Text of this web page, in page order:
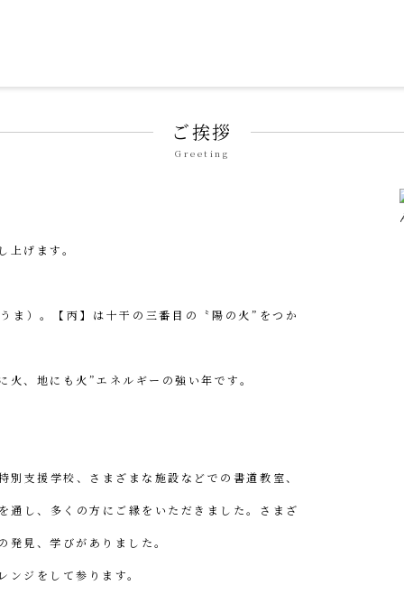
ご挨拶
Greeting
上げます。
ま）。【丙】は十干の三番目の〝陽の火”をつか
、地にも火”エネルギーの強い年です。
支援学校、さまざまな施設などでの書道教室、
通し、多くの方にご縁をいただきました。さまざ
発見、学びがありました。
ジをして参ります。